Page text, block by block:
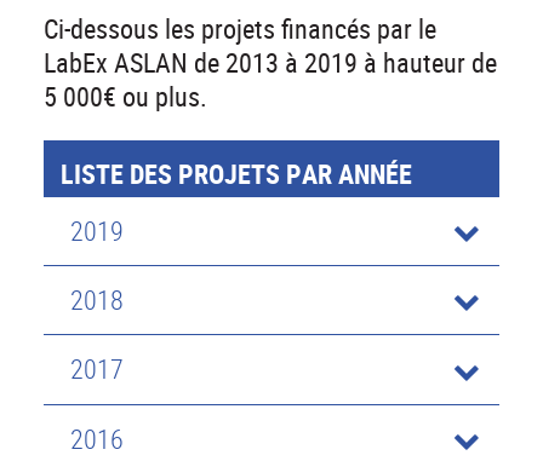
Ci-dessous les projets financés par le
LabEx ASLAN de 2013 à 2019 à hauteur de
5 000€ ou plus.
LISTE DES PROJETS PAR ANNÉE
2019
2018
2017
2016